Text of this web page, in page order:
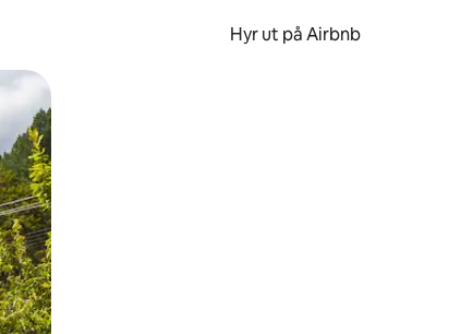
Hyr ut på Airbnb